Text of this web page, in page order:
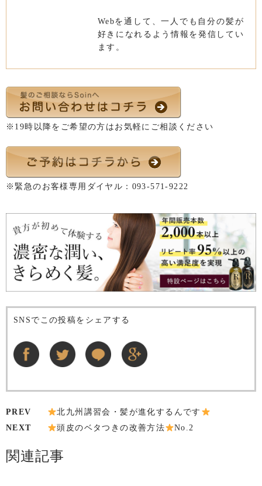
Webを通して、一人でも自分の髪が
好きになれるよう情報を発信してい
ます。
※19時以降をご希望の方はお気軽にご相談ください
※緊急のお客様専用ダイヤル： 093-571-9222
SNSでこの投稿をシェアする
PREV
北九州講習会・髪が進化するんです
NEXT
頭皮のベタつきの改善方法 No.2
関連記事